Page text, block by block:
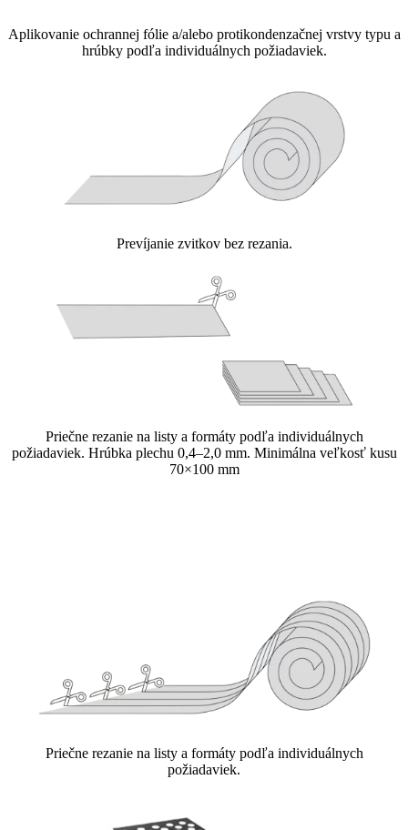
Aplikovanie ochrannej fólie a/alebo protikondenzačnej vrstvy typu a
hrúbky podľa individuálnych požiadaviek.
Prevíjanie zvitkov bez rezania.
Priečne rezanie na listy a formáty podľa individuálnych
požiadaviek. Hrúbka plechu 0,4–2,0 mm. Minimálna veľkosť kusu
70×100 mm
Priečne rezanie na listy a formáty podľa individuálnych
požiadaviek.